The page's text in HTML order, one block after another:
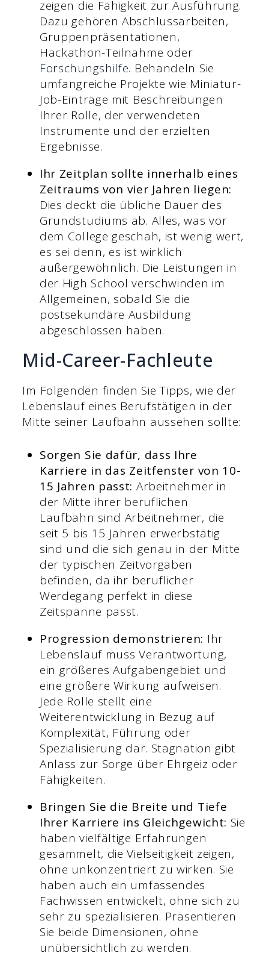
zeigen die Fähigkeit zur Ausführung.
Dazu gehören Abschlussarbeiten,
Gruppenpräsentationen,
Hackathon-Teilnahme oder
Forschungshilfe. Behandeln Sie
umfangreiche Projekte wie Miniatur-
Job-Einträge mit Beschreibungen
Ihrer Rolle, der verwendeten
Instrumente und der erzielten
Ergebnisse.
Ihr Zeitplan sollte innerhalb eines
Zeitraums von vier Jahren liegen:
Dies deckt die übliche Dauer des
Grundstudiums ab. Alles, was vor
dem College geschah, ist wenig wert,
es sei denn, es ist wirklich
außergewöhnlich. Die Leistungen in
der High School verschwinden im
Allgemeinen, sobald Sie die
postsekundäre Ausbildung
abgeschlossen haben.
Mid-Career-Fachleute
Im Folgenden finden Sie Tipps, wie der
Lebenslauf eines Berufstätigen in der
Mitte seiner Laufbahn aussehen sollte:
Sorgen Sie dafür, dass Ihre
Karriere in das Zeitfenster von 10-
15 Jahren passt: Arbeitnehmer in
der Mitte ihrer beruflichen
Laufbahn sind Arbeitnehmer, die
seit 5 bis 15 Jahren erwerbstätig
sind und die sich genau in der Mitte
der typischen Zeitvorgaben
befinden, da ihr beruflicher
Werdegang perfekt in diese
Zeitspanne passt.
Progression demonstrieren: Ihr
Lebenslauf muss Verantwortung,
ein größeres Aufgabengebiet und
eine größere Wirkung aufweisen.
Jede Rolle stellt eine
Weiterentwicklung in Bezug auf
Komplexität, Führung oder
Spezialisierung dar. Stagnation gibt
Anlass zur Sorge über Ehrgeiz oder
Fähigkeiten.
Bringen Sie die Breite und Tiefe
Ihrer Karriere ins Gleichgewicht: Sie
haben vielfältige Erfahrungen
gesammelt, die Vielseitigkeit zeigen,
ohne unkonzentriert zu wirken. Sie
haben auch ein umfassendes
Fachwissen entwickelt, ohne sich zu
sehr zu spezialisieren. Präsentieren
Sie beide Dimensionen, ohne
unübersichtlich zu werden.